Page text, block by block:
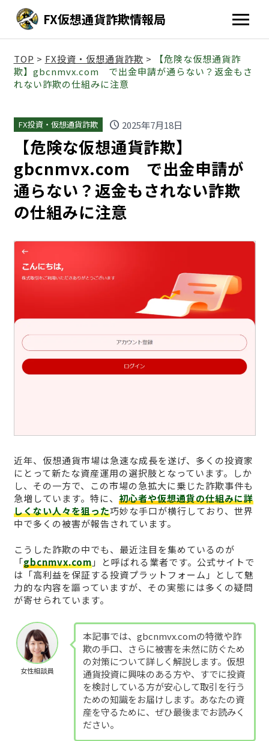
FX仮想通貨詐欺情報局
TOP > FX投資・仮想通貨詐欺 >
【危険な仮想通貨詐
欺】gbcnmvx.com で出金申請が通らない？返金もさ
れない詐欺の仕組みに注意
FX投資・仮想通貨詐欺 schedule 2025年7月18日
【危険な仮想通貨詐欺】
gbcnmvx.com で出金申請が
通らない？返金もされない詐欺
の仕組みに注意
近年、仮想通貨市場は急速な成長を遂げ、多くの投資家
にとって新たな資産運用の選択肢となっています。しか
し、その一方で、この市場の急拡大に乗じた詐欺事件も
急増しています。特に、 初心者や仮想通貨の仕組みに詳
しくない人々を狙った巧妙な手口が横行しており、世界
中で多くの被害が報告されています。
こうした詐欺の中でも、最近注目を集めているのが
「gbcnmvx.com」と呼ばれる業者です。公式サイトで
は「高利益を保証する投資プラットフォーム」として魅
力的な内容を謳っていますが、その実態には多くの疑問
が寄せられています。
女性相談員
本記事では、gbcnmvx.comの特徴や詐
欺の手口、さらに被害を未然に防ぐため
の対策について詳しく解説します。仮想
通貨投資に興味のある方や、すでに投資
を検討している方が安心して取引を行う
ための知識をお届けします。あなたの資
産を守るために、ぜひ最後までお読みく
ださい。